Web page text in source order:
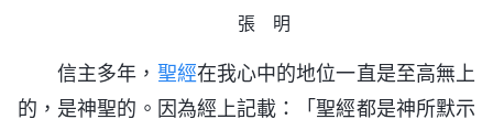
張 明
信主多年， 聖經在我心中的地位一直是至高無上
的，是神聖的。因為經上記載：「聖經都是神所默示